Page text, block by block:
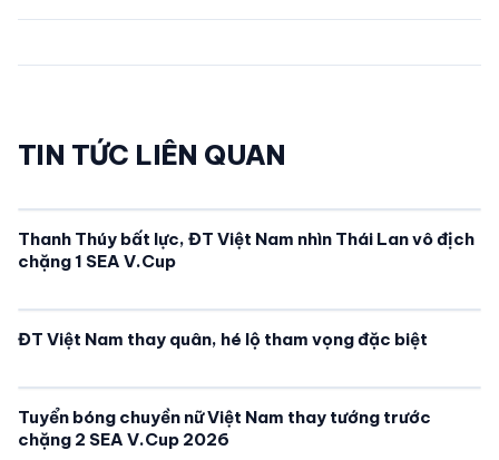
TIN TỨC LIÊN QUAN
Thanh Thúy bất lực, ĐT Việt Nam nhìn Thái Lan vô địch
chặng 1 SEA V.Cup
ĐT Việt Nam thay quân, hé lộ tham vọng đặc biệt
Tuyển bóng chuyền nữ Việt Nam thay tướng trước
chặng 2 SEA V.Cup 2026